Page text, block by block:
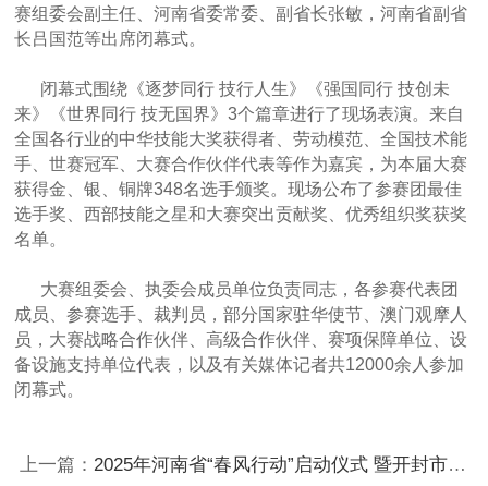
赛组委会副主任、河南省委常委、副省长张敏，河南省副省
长吕国范等出席闭幕式。
闭幕式围绕《逐梦同行 技行人生》《强国同行 技创未
来》《世界同行 技无国界》3个篇章进行了现场表演。来自
全国各行业的中华技能大奖获得者、劳动模范、全国技术能
手、世赛冠军、大赛合作伙伴代表等作为嘉宾，为本届大赛
获得金、银、铜牌348名选手颁奖。现场公布了参赛团最佳
选手奖、西部技能之星和大赛突出贡献奖、优秀组织奖获奖
名单。
大赛组委会、执委会成员单位负责同志，各参赛代表团
成员、参赛选手、裁判员，部分国家驻华使节、澳门观摩人
员，大赛战略合作伙伴、高级合作伙伴、赛项保障单位、设
备设施支持单位代表，以及有关媒体记者共12000余人参加
闭幕式。
上一篇： 2025年河南省“春风行动”启动仪式 暨开封市现场招聘活动举行